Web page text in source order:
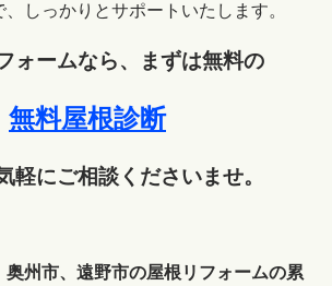
しっかりとサポートいたします。
ォームなら、まずは無料の
無料屋根診断
軽にご相談くださいませ。
奥州市、遠野市の屋根リフォームの累